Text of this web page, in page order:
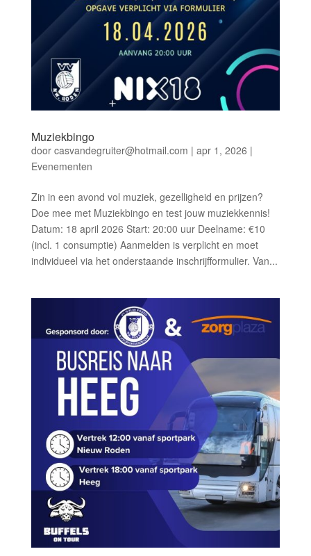
Muziekbingo
door casvandegruiter@hotmail.com | apr 1, 2026 |
Evenementen
Zin in een avond vol muziek, gezelligheid en prijzen?
Doe mee met Muziekbingo en test jouw muziekkennis!
Datum: 18 april 2026 Start: 20:00 uur Deelname: €10
(incl. 1 consumptie) Aanmelden is verplicht en moet
individueel via het onderstaande inschrijfformulier. Van...